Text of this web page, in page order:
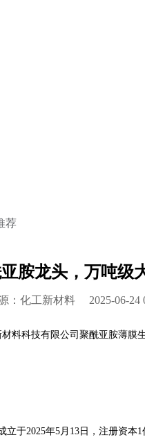
荐
胺龙头，万吨级
：化工新材料 2025-06-24
料科技有限公司聚酰亚胺薄膜
立于2025年5月13日，注册资